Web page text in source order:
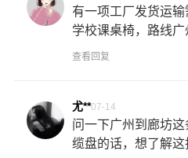
有一项工厂发货运
学校课桌椅，路线
查看回复
尤**07-14
问一下广州到廊坊
缆盘的话，想了解